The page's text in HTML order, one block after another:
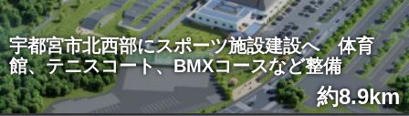
宇都宮市北西部にスポーツ施設建設へ 体育
館、テニスコート、BMXコースなど整備
約8.9km